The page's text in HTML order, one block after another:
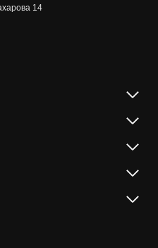
14